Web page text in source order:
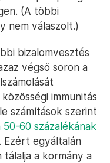
(A többi
nem válaszolt.)
bizalomvesztés
végső soron a
immunitás
számítások szerint
50-60 százalékának
egyáltalán
tálalja a kormány a